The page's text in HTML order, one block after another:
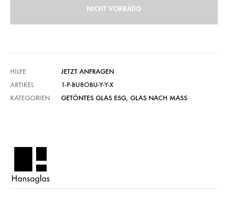
NICHT VORRÄTIG
HILFE
JETZT ANFRAGEN
ARTIKEL
1-P-BU8OBU-Y-Y-X
KATEGORIEN
GETÖNTES GLAS ESG, GLAS NACH MASS